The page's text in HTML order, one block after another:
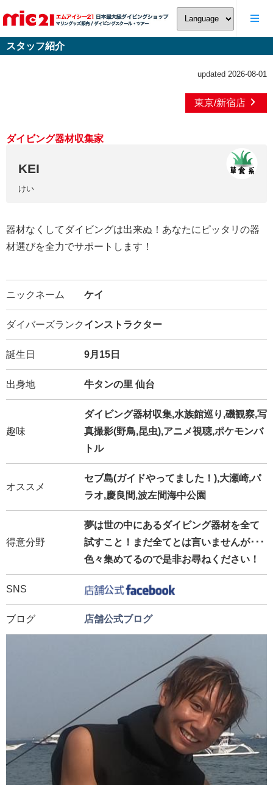
スタッフ紹介
updated 2026-08-01
東京/新宿店
ダイビング器材収集家
KEI
けい
器材なくしてダイビングは出来ぬ！あなたにピッタリの器
材選びを全力でサポートします！
ニックネーム ケイ
ダイバーズランク インストラクター
誕生日 9月15日
出身地 牛タンの里 仙台
趣味
ダイビング器材収集,水族館巡り,磯観察,写
真撮影(野鳥,昆虫),アニメ視聴,ポケモンバ
トル
オススメ
セブ島(ガイドやってました！),大瀬崎,パ
ラオ,慶良間,波左間海中公園
得意分野
夢は世の中にあるダイビング器材を全て
試すこと！まだ全てとは言いませんが･･･
色々集めてるので是非お尋ねください！
SNS
ブログ 店舗公式ブログ